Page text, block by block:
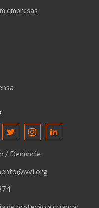
empresas
/ Denuncie